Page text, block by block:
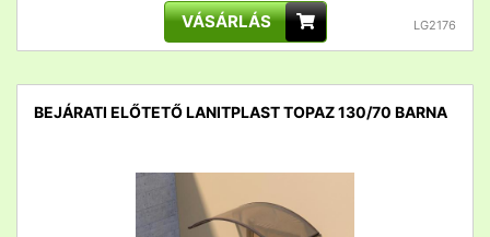
VÁSÁRLÁS LG2176
BEJÁRATI ELŐTETŐ LANITPLAST TOPAZ 130/70 BARNA